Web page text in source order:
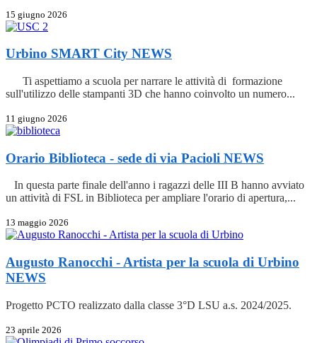
15 giugno 2026
Urbino SMART City NEWS
Ti aspettiamo a scuola per narrare le attività di formazione
sull'utilizzo delle stampanti 3D che hanno coinvolto un numero...
11 giugno 2026
Orario Biblioteca - sede di via Pacioli NEWS
In questa parte finale dell'anno i ragazzi delle III B hanno avviato
un attività di FSL in Biblioteca per ampliare l'orario di apertura,...
13 maggio 2026
Augusto Ranocchi - Artista per la scuola di Urbino
NEWS
Progetto PCTO realizzato dalla classe 3°D LSU a.s. 2024/2025.
23 aprile 2026